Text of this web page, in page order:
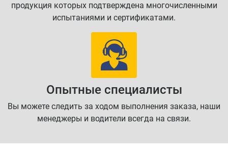
продукция которых подтверждена многочисленными
испытаниями и сертификатами.
Опытные специалисты
Вы можете следить за ходом выполнения заказа, наши
менеджеры и водители всегда на связи.